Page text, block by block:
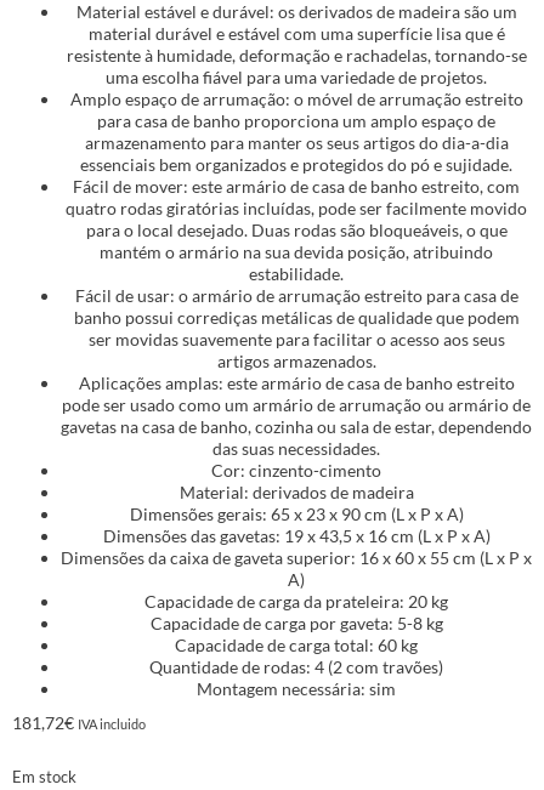
Material estável e durável: os derivados de madeira são um
material durável e estável com uma superfície lisa que é
resistente à humidade, deformação e rachadelas, tornando-se
uma escolha fiável para uma variedade de projetos.
Amplo espaço de arrumação: o móvel de arrumação estreito
para casa de banho proporciona um amplo espaço de
armazenamento para manter os seus artigos do dia-a-dia
essenciais bem organizados e protegidos do pó e sujidade.
Fácil de mover: este armário de casa de banho estreito, com
quatro rodas giratórias incluídas, pode ser facilmente movido
para o local desejado. Duas rodas são bloqueáveis, o que
mantém o armário na sua devida posição, atribuindo
estabilidade.
Fácil de usar: o armário de arrumação estreito para casa de
banho possui corrediças metálicas de qualidade que podem
ser movidas suavemente para facilitar o acesso aos seus
artigos armazenados.
Aplicações amplas: este armário de casa de banho estreito
pode ser usado como um armário de arrumação ou armário de
gavetas na casa de banho, cozinha ou sala de estar, dependendo
das suas necessidades.
Cor: cinzento-cimento
Material: derivados de madeira
Dimensões gerais: 65 x 23 x 90 cm (L x P x A)
Dimensões das gavetas: 19 x 43,5 x 16 cm (L x P x A)
Dimensões da caixa de gaveta superior: 16 x 60 x 55 cm (L x P x
A)
Capacidade de carga da prateleira: 20 kg
Capacidade de carga por gaveta: 5-8 kg
Capacidade de carga total: 60 kg
Quantidade de rodas: 4 (2 com travões)
Montagem necessária: sim
181,72€ IVA incluido
Em stock